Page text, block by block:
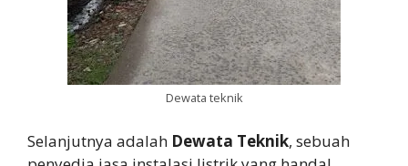
Dewata teknik
Selanjutnya adalah Dewata Teknik, sebuah